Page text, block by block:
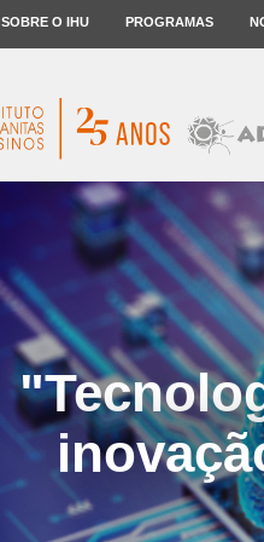
SOBRE O IHU PROGRAMAS